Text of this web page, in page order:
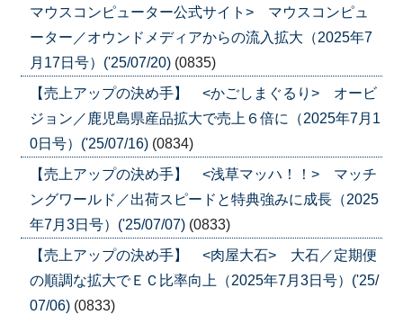
マウスコンピューター公式サイト> マウスコンピュ
ーター／オウンドメディアからの流入拡大（2025年7
月17日号）('25/07/20) (0835)
【売上アップの決め手】 <かごしまぐるり> オービ
ジョン／鹿児島県産品拡大で売上６倍に（2025年7月1
0日号）('25/07/16) (0834)
【売上アップの決め手】 <浅草マッハ！！> マッチ
ングワールド／出荷スピードと特典強みに成長（2025
年7月3日号）('25/07/07) (0833)
【売上アップの決め手】 <肉屋大石> 大石／定期便
の順調な拡大でＥＣ比率向上（2025年7月3日号）('25/
07/06) (0833)